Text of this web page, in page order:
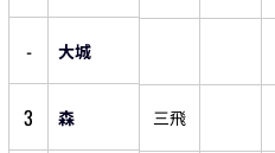
- 大城
3 森 三飛